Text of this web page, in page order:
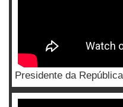
Presidente da